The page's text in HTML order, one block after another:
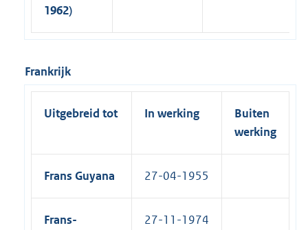
1962)
Frankrijk
Uitgebreid tot In werking
Buiten
werking
Frans Guyana 27-04-1955
Frans-
27-11-1974